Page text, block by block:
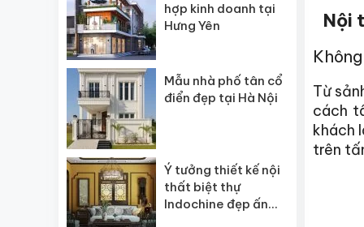
Nội
Từ
cách
khách
trên
hợp kinh doanh tại
Hưng Yên
Mẫu nhà phố tân cổ
điển đẹp tại Hà Nội
Ý tưởng thiết kế nội
thất biệt thự
Indochine đẹp ấn